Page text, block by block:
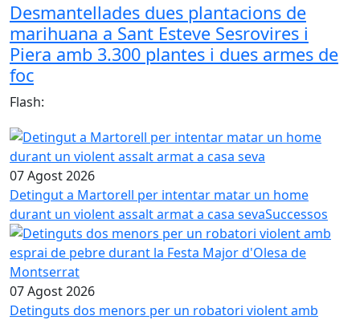
Desmantellades dues plantacions de
marihuana a Sant Esteve Sesrovires i
Piera amb 3.300 plantes i dues armes de
foc
Flash:
07 Agost 2026
Detingut a Martorell per intentar matar un home
durant un violent assalt armat a casa sevaSuccessos
07 Agost 2026
Detinguts dos menors per un robatori violent amb